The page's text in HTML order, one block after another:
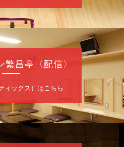
（金）
芝居をしてみる会
治郎／桂弥太郎／桂米舞／是
30分（6時開場）全席指定
朝事務所 06-6365-8281（平日
信あり
繁昌亭〈配信〉
ィックス）はこちら